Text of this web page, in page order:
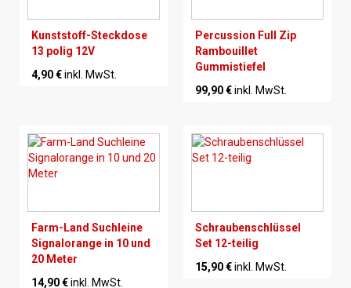
Kunststoff-Steckdose
13 polig 12V
4,90 €inkl. MwSt.
Percussion Full Zip
Rambouillet
Gummistiefel
99,90 €inkl. MwSt.
Farm-Land Suchleine
Signalorange in 10 und
20 Meter
14,90 €inkl. MwSt.
Schraubenschlüssel
Set 12-teilig
15,90 €inkl. MwSt.